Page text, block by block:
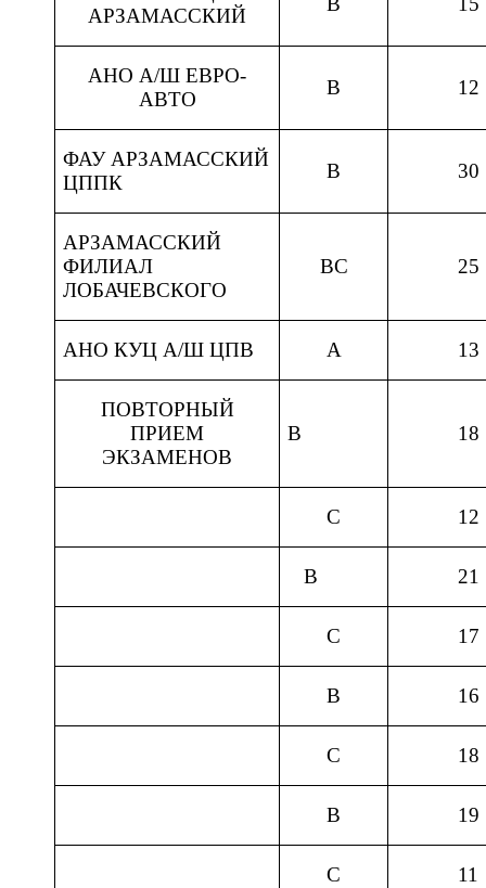
АРЗАМАССКИЙ
АНО А/Ш ЕВРО-
АВТО
В 12
ФАУ АРЗАМАССКИЙ
ЦППК
В 30
АРЗАМАССКИЙ
ФИЛИАЛ
ЛОБАЧЕВСКОГО
ВС 25
АНО КУЦ А/Ш ЦПВ А 13
ПОВТОРНЫЙ
ПРИЕМ
ЭКЗАМЕНОВ
В 18
С 12
В 21
С 17
В 16
С 18
В 19
С 11